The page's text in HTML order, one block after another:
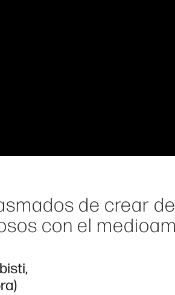
de crear
con el